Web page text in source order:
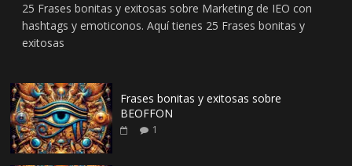
25 Frases bonitas y exitosas sobre Marketing de IEO con
hashtags y emoticonos. Aquí tienes 25 Frases bonitas y
exitosas
Frases bonitas y exitosas sobre
BEOFFON
1